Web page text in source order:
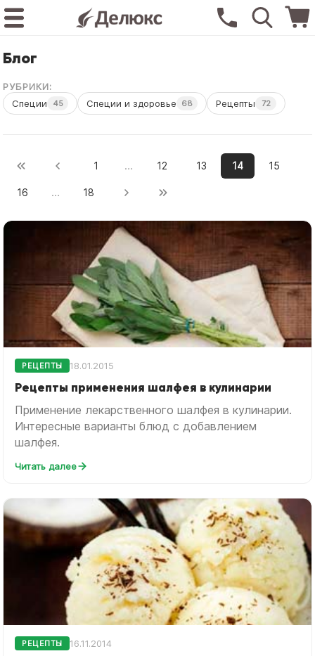
Блог
РУБРИКИ:
Специи
45 Специи и здоровье 68 Рецепты 72
1 … 12 13 14 15
16 … 18
РЕЦЕПТЫ 18.01.2015
Рецепты применения шалфея в кулинарии
Применение лекарственного шалфея в кулинарии.
Интересные варианты блюд с добавлением
шалфея.
Читать далее
РЕЦЕПТЫ 16.11.2014